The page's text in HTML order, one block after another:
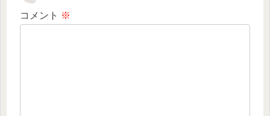
コメント ※